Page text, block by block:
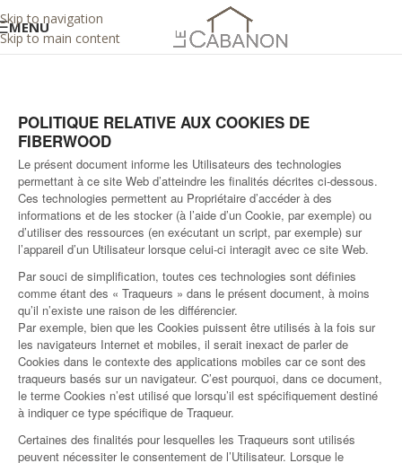
Skip to navigation
Skip to main content
MENU
POLITIQUE RELATIVE AUX COOKIES DE
FIBERWOOD
Le présent document informe les Utilisateurs des technologies
permettant à ce site Web d’atteindre les finalités décrites ci-dessous.
Ces technologies permettent au Propriétaire d’accéder à des
informations et de les stocker (à l’aide d’un Cookie, par exemple) ou
d’utiliser des ressources (en exécutant un script, par exemple) sur
l’appareil d’un Utilisateur lorsque celui-ci interagit avec ce site Web.
Par souci de simplification, toutes ces technologies sont définies
comme étant des « Traqueurs » dans le présent document, à moins
qu’il n’existe une raison de les différencier.
Par exemple, bien que les Cookies puissent être utilisés à la fois sur
les navigateurs Internet et mobiles, il serait inexact de parler de
Cookies dans le contexte des applications mobiles car ce sont des
traqueurs basés sur un navigateur. C’est pourquoi, dans ce document,
le terme Cookies n’est utilisé que lorsqu’il est spécifiquement destiné
à indiquer ce type spécifique de Traqueur.
Certaines des finalités pour lesquelles les Traqueurs sont utilisés
peuvent nécessiter le consentement de l’Utilisateur. Lorsque le